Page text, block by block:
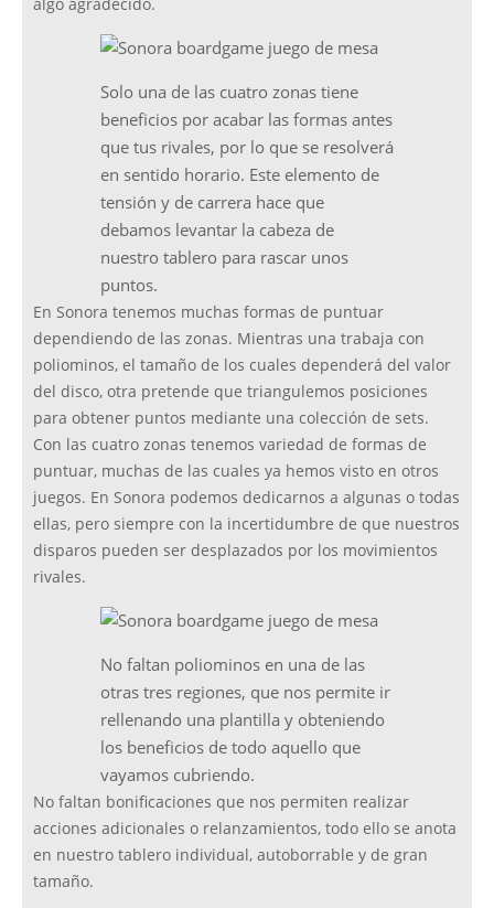
algo agradecido.
Solo una de las cuatro zonas tiene
beneficios por acabar las formas antes
que tus rivales, por lo que se resolverá
en sentido horario. Este elemento de
tensión y de carrera hace que
debamos levantar la cabeza de
nuestro tablero para rascar unos
puntos.
En Sonora tenemos muchas formas de puntuar
dependiendo de las zonas. Mientras una trabaja con
poliominos, el tamaño de los cuales dependerá del valor
del disco, otra pretende que triangulemos posiciones
para obtener puntos mediante una colección de sets.
Con las cuatro zonas tenemos variedad de formas de
puntuar, muchas de las cuales ya hemos visto en otros
juegos. En Sonora podemos dedicarnos a algunas o todas
ellas, pero siempre con la incertidumbre de que nuestros
disparos pueden ser desplazados por los movimientos
rivales.
No faltan poliominos en una de las
otras tres regiones, que nos permite ir
rellenando una plantilla y obteniendo
los beneficios de todo aquello que
vayamos cubriendo.
No faltan bonificaciones que nos permiten realizar
acciones adicionales o relanzamientos, todo ello se anota
en nuestro tablero individual, autoborrable y de gran
tamaño.